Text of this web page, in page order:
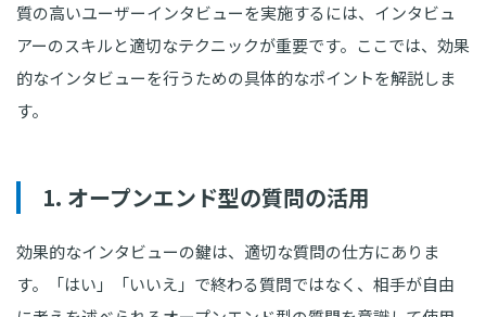
質の高いユーザーインタビューを実施するには、インタビュ
アーのスキルと適切なテクニックが重要です。ここでは、効果
的なインタビューを行うための具体的なポイントを解説しま
す。
1. オープンエンド型の質問の活用
効果的なインタビューの鍵は、適切な質問の仕方にありま
す。「はい」「いいえ」で終わる質問ではなく、相手が自由